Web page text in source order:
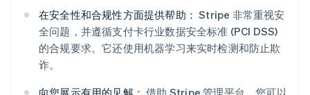
在安全性和合规性方面提供帮助： Stripe 非常重视安
全问题，并遵循支付卡行业数据安全标准 (PCI DSS)
的合规要求。它还使用机器学习来实时检测和防止欺
诈。